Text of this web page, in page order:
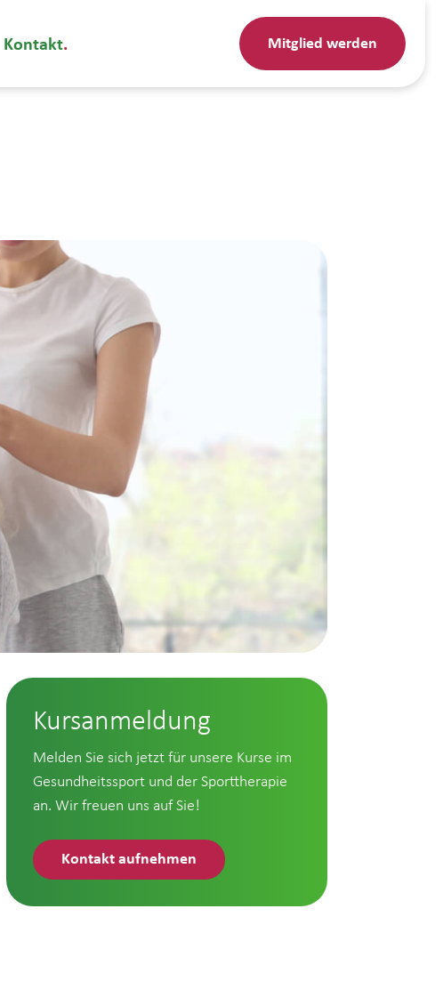
Kontakt Mitglied werden
Kursanmeldung
Melden Sie sich jetzt für unsere Kurse im
Gesundheitssport und der Sporttherapie
an. Wir freuen uns auf Sie!
Kontakt aufnehmen